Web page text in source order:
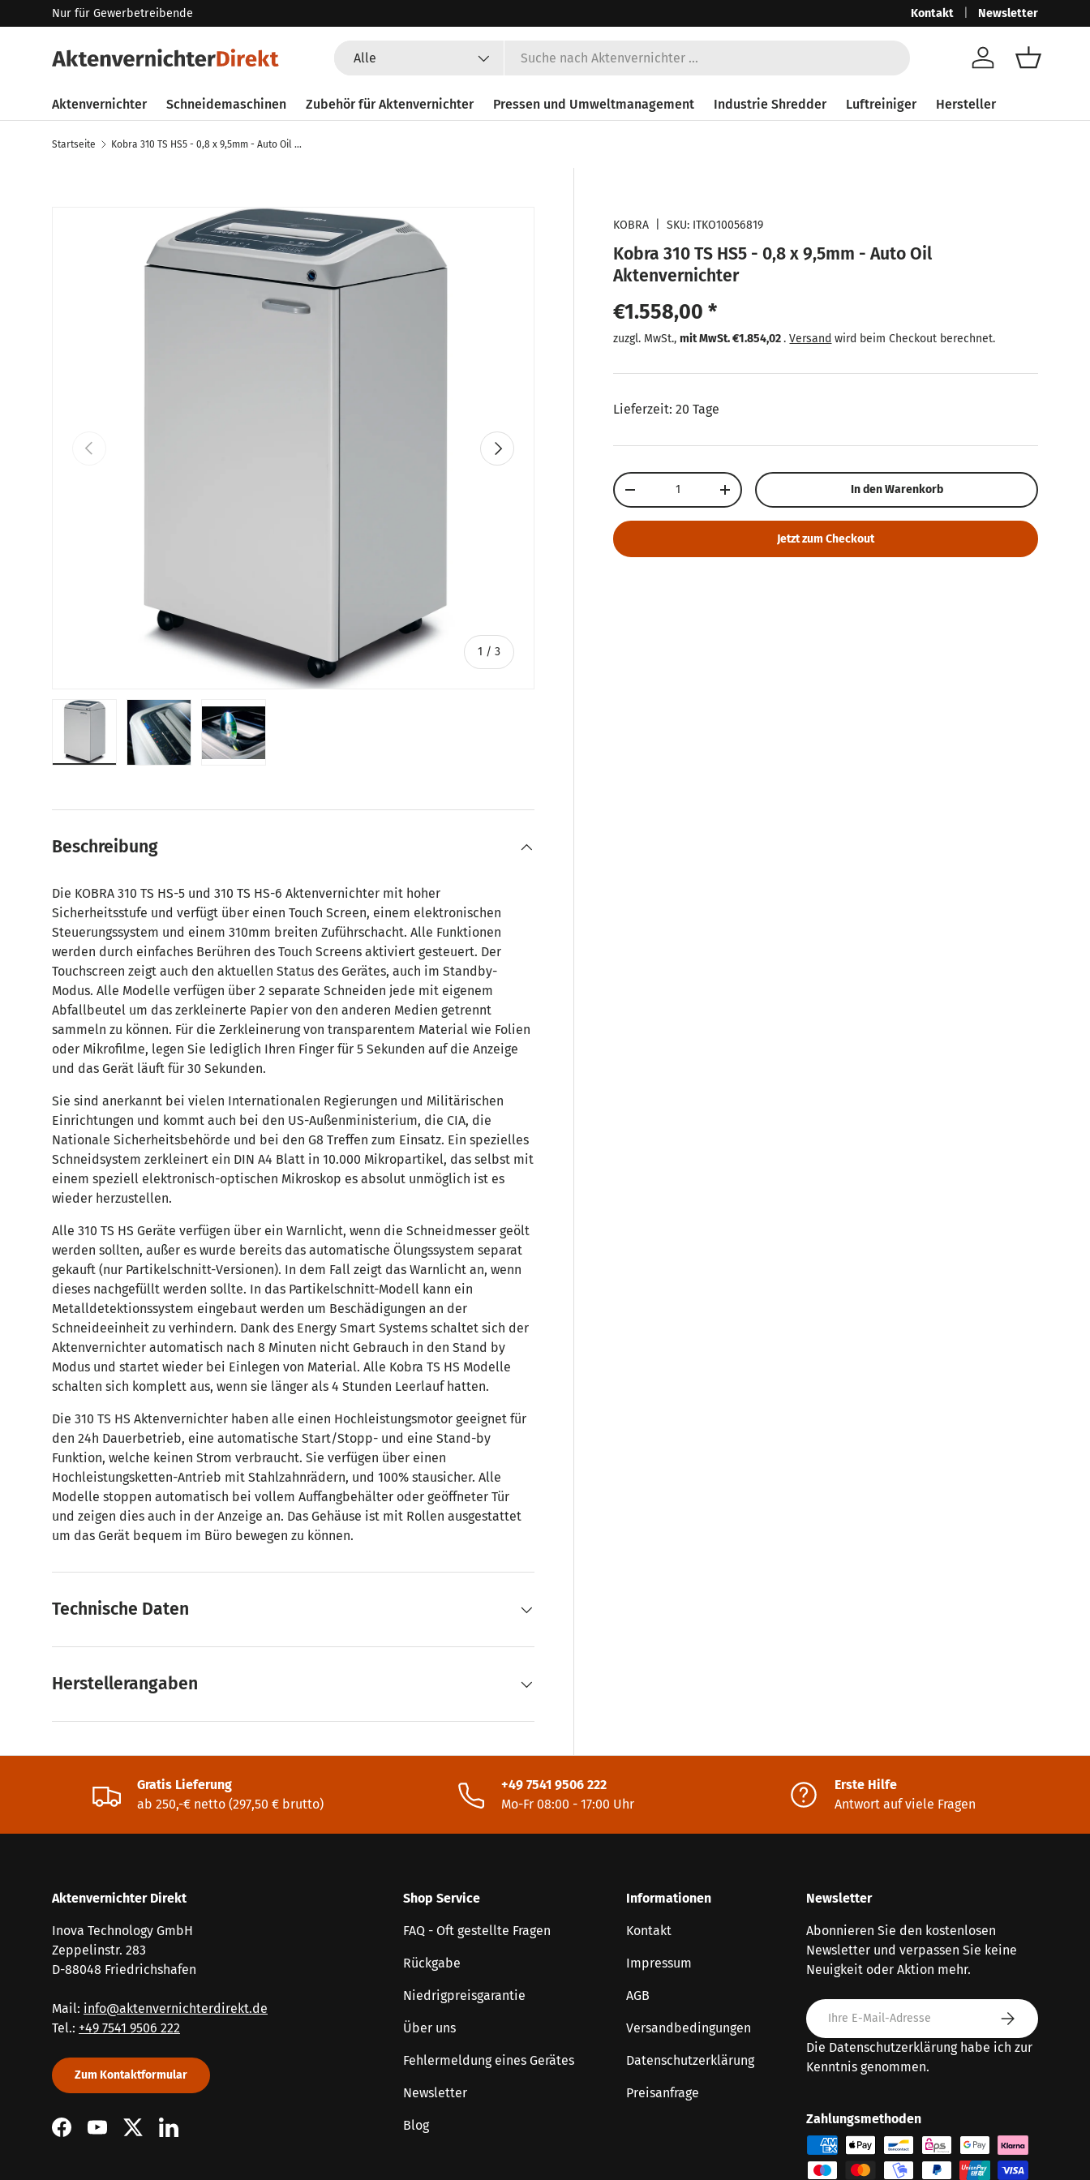
Direkt zum Inhalt
Nur für Gewerbetreibende Ab 250,-€ netto mit MwSt. 297,50
Kontakt Newsletter
Suchen
Alle
Konto
Aktenvernichter Schneidemaschinen Zubehör für Aktenvernichter Pressen und Umweltmanagement Industrie Shredder Luftreiniger Hersteller
Startseite Kobra 310 TS HS5 - 0,8 x 9,5mm - Auto Oil Aktenvernichter
Zu Produktinformationen springen
Vorherige
1 /von
3
Nächste
KOBRA |SKU: ITKO10056819
Kobra 310 TS HS5 - 0,8 x 9,5mm - Auto Oil
Aktenvernichter
Normaler Preis
€1.558,00 *
zuzgl. MwSt.,Normaler Preis
mit MwSt.€1.854,02.Versand wird beim Checkout berechnet.
Lieferzeit: 20 Tage
Anzahl
Menge verringernMenge erhöhen In den Warenkorb
Jetzt zum Checkout
Beschreibung
Die KOBRA 310 TS HS-5 und 310 TS HS-6 Aktenvernichter mit hoher
Sicherheitsstufe und verfügt über einen Touch Screen, einem elektronischen
Steuerungssystem und einem 310mm breiten Zuführschacht. Alle Funktionen
werden durch einfaches Berühren des Touch Screens aktiviert gesteuert. Der
Touchscreen zeigt auch den aktuellen Status des Gerätes, auch im Standby-
Modus. Alle Modelle verfügen über 2 separate Schneiden jede mit eigenem
Abfallbeutel um das zerkleinerte Papier von den anderen Medien getrennt
sammeln zu können. Für die Zerkleinerung von transparentem Material wie Folien
oder Mikrofilme, legen Sie lediglich Ihren Finger für 5 Sekunden auf die Anzeige
und das Gerät läuft für 30 Sekunden.
Sie sind anerkannt bei vielen Internationalen Regierungen und Militärischen
Einrichtungen und kommt auch bei den US-Außenministerium, die CIA, die
Nationale Sicherheitsbehörde und bei den G8 Treffen zum Einsatz. Ein spezielles
Schneidsystem zerkleinert ein DIN A4 Blatt in 10.000 Mikropartikel, das selbst mit
einem speziell elektronisch-optischen Mikroskop es absolut unmöglich ist es
wieder herzustellen.
Alle 310 TS HS Geräte verfügen über ein Warnlicht, wenn die Schneidmesser geölt
werden sollten, außer es wurde bereits das automatische Ölungssystem separat
gekauft (nur Partikelschnitt-Versionen). In dem Fall zeigt das Warnlicht an, wenn
dieses nachgefüllt werden sollte. In das Partikelschnitt-Modell kann ein
Metalldetektionssystem eingebaut werden um Beschädigungen an der
Schneideeinheit zu verhindern. Dank des Energy Smart Systems schaltet sich der
Aktenvernichter automatisch nach 8 Minuten nicht Gebrauch in den Stand by
Modus und startet wieder bei Einlegen von Material. Alle Kobra TS HS Modelle
schalten sich komplett aus, wenn sie länger als 4 Stunden Leerlauf hatten.
Die 310 TS HS Aktenvernichter haben alle einen Hochleistungsmotor geeignet für
den 24h Dauerbetrieb, eine automatische Start/Stopp- und eine Stand-by
Funktion, welche keinen Strom verbraucht. Sie verfügen über einen
Hochleistungsketten-Antrieb mit Stahlzahnrädern, und 100% stausicher. Alle
Modelle stoppen automatisch bei vollem Auffangbehälter oder geöffneter Tür
und zeigen dies auch in der Anzeige an. Das Gehäuse ist mit Rollen ausgestattet
um das Gerät bequem im Büro bewegen zu können.
Technische Daten
Herstellerangaben
Gratis Lieferung
ab 250,-€ netto (297,50 € brutto)
+49 7541 9506 222
Mo-Fr 08:00 - 17:00 Uhr
Erste Hilfe
Antwort auf viele Fragen
Aktenvernichter Direkt
Inova Technology GmbH
Zeppelinstr. 283
D-88048 Friedrichshafen
Mail: info@aktenvernichterdirekt.de
Tel.: +49 7541 9506 222
Zum Kontaktformular
FacebookYouTubeTwitterLinkedIn
Shop Service
FAQ - Oft gestellte Fragen
Rückgabe
Niedrigpreisgarantie
Über uns
Fehlermeldung eines Gerätes
Newsletter
Blog
Informationen
Kontakt
Impressum
AGB
Versandbedingungen
Datenschutzerklärung
Preisanfrage
Newsletter
Abonnieren Sie den kostenlosen
Newsletter und verpassen Sie keine
Neuigkeit oder Aktion mehr.
E-Mail Abonnieren
Die Datenschutzerklärunghabe ich zur
Kenntnis genommen.
Zahlungsmethoden